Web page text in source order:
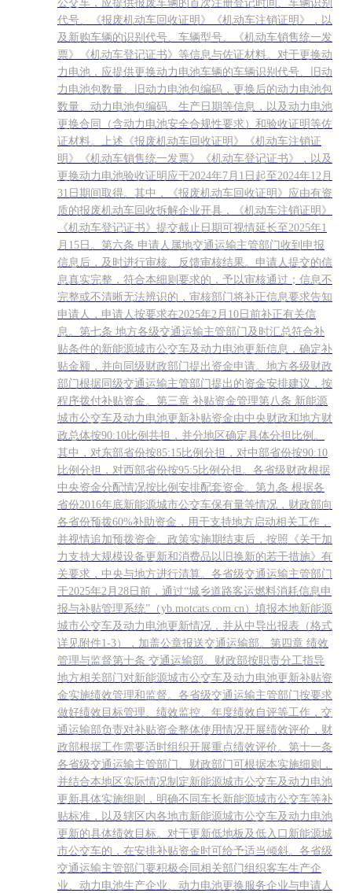
公交车，应提供报废车辆的首次注册登记时间、车辆识别
代号、《报废机动车回收证明》《机动车注销证明》，以
及新购车辆的识别代号、车辆型号、《机动车销售统一发
票》《机动车登记证书》等信息与佐证材料。对于更换动
力电池，应提供更换动力电池车辆的车辆识别代号、旧动
力电池包数量、旧动力电池包编码，更换后的动力电池包
数量、动力电池包编码、生产日期等信息，以及动力电池
更换合同（含动力电池安全合规性要求）和验收证明等佐
证材料。上述《报废机动车回收证明》《机动车注销证
明》《机动车销售统一发票》《机动车登记证书》，以及
更换动力电池验收证明应于2024年7月1日起至2024年12月
31日期间取得。其中，《报废机动车回收证明》应由有资
质的报废机动车回收拆解企业开具，《机动车注销证明》
《机动车登记证书》提交截止日期可视情延长至2025年1
月15日。第六条 申请人属地交通运输主管部门收到申报
信息后，及时进行审核、反馈审核结果。申请人提交的信
息真实完整，符合本细则要求的，予以审核通过；信息不
完整或不清晰无法辨识的，审核部门将补正信息要求告知
申请人，申请人按要求在2025年2月10日前补正有关信
息。第七条 地方各级交通运输主管部门及时汇总符合补
贴条件的新能源城市公交车及动力电池更新信息，确定补
贴金额，并向同级财政部门提出资金申请。地方各级财政
部门根据同级交通运输主管部门提出的资金安排建议，按
程序拨付补贴资金。第三章 补贴资金管理第八条 新能源
城市公交车及动力电池更新补贴资金由中央财政和地方财
政总体按90:10比例共担，并分地区确定具体分担比例。
其中，对东部省份按85:15比例分担，对中部省份按90:10
比例分担，对西部省份按95:5比例分担。各省级财政根据
中央资金分配情况按比例安排配套资金。第九条 根据各
省份2016年底新能源城市公交车保有量等情况，财政部向
各省份预拨60%补助资金，用于支持地方启动相关工作，
并视情追加预拨资金。政策实施期结束后，按照《关于加
力支持大规模设备更新和消费品以旧换新的若干措施》有
关要求，中央与地方进行清算。各省级交通运输主管部门
于2025年2月28日前，通过“城乡道路客运燃料消耗信息申
报与补贴管理系统”（yb.motcats.com.cn）填报本地新能源
城市公交车及动力电池更新情况，并从中导出报表（格式
详见附件1-3），加盖公章报送交通运输部。第四章 绩效
管理与监督第十条 交通运输部、财政部按职责分工指导
地方相关部门对新能源城市公交车及动力电池更新补贴资
金实施绩效管理和监督。各省级交通运输主管部门按要求
做好绩效目标管理、绩效监控、年度绩效自评等工作，交
通运输部负责对补贴资金整体使用情况开展绩效评价，财
政部根据工作需要适时组织开展重点绩效评价。第十一条
各省级交通运输主管部门、财政部门可根据本实施细则，
并结合本地区实际情况制定新能源城市公交车及动力电池
更新具体实施细则，明确不同车长新能源城市公交车等补
贴标准，以及辖区内各地市新能源城市公交车及动力电池
更新的具体绩效目标。对于更新低地板及低入口新能源城
市公交车的，在安排补贴资金时可给予适当倾斜。各省级
交通运输主管部门要积极会同相关部门组织客车生产企
业、动力电池生产企业、动力电池更换服务企业与申请人